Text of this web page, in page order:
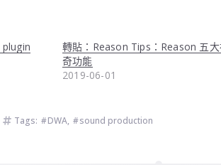
轉貼：Reason Tips：Reason 五大
奇功能
2019-06-01
Tags: DWA, sound production